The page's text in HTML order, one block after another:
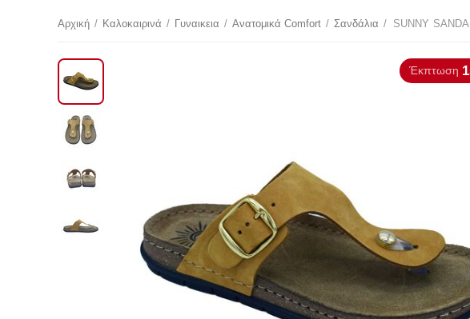
Αρχική / Καλοκαιρινά / Γυναικεια / Ανατομικά Comfort / Σανδάλια / SUNNY
15%